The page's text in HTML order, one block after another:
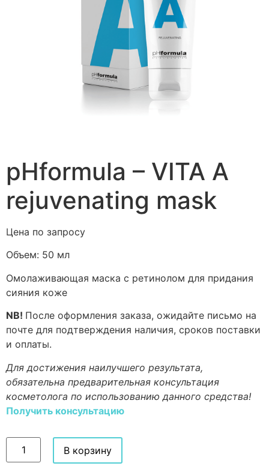
pHformula – VITA A
rejuvenating mask
Цена по запросу
Объем: 50 мл
Омолаживающая маска с ретинолом для придания
сияния коже
NB! После оформления заказа, ожидайте письмо на
почте для подтверждения наличия, сроков поставки
и оплаты.
Для достижения наилучшего результата,
обязательна предварительная консультация
косметолога по использованию данного средства!
Получить консультацию
В корзину